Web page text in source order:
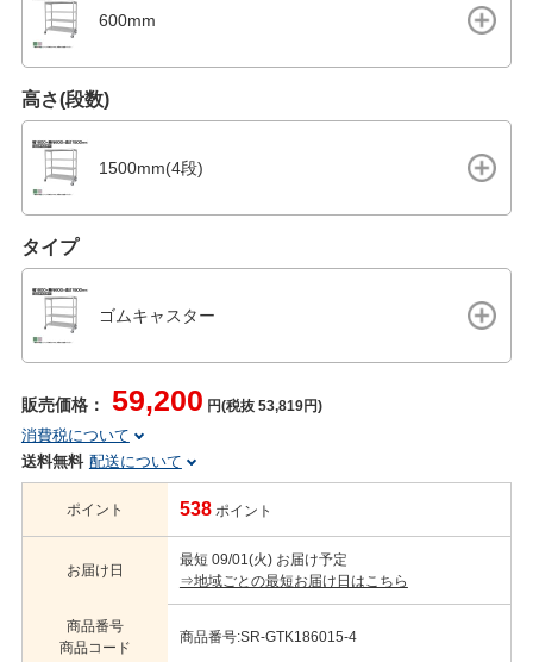
600mm
高さ(段数)
1500mm(4段)
タイプ
ゴムキャスター
販売価格： 59,200 円(税抜 53,819円)
消費税について
送料無料 配送について
ポイント 538 ポイント
お届け日
最短 09/01(火) お届け予定
⇒地域ごとの最短お届け日はこちら
商品番号
商品コード
商品番号:SR-GTK186015-4